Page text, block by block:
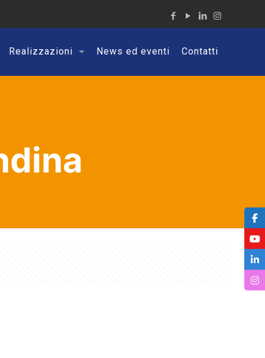
Realizzazioni News ed eventi Contatti